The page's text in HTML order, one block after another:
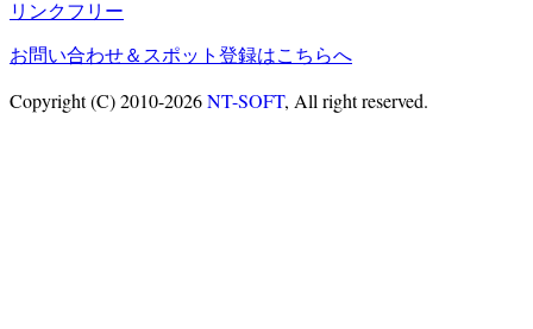
リンクフリー
お問い合わせ＆スポット登録はこちらへ
Copyright (C) 2010-2026NT-SOFT, All right reserved.